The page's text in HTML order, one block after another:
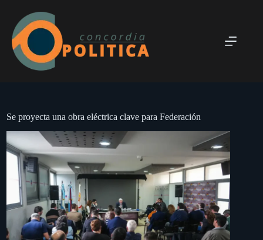
contenido
Se proyecta una obra eléctrica clave para Federación